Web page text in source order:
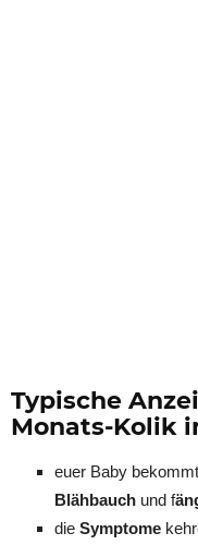
Typische
Monats-Kolik
euer Baby
Blähbauch und f
die Symptome